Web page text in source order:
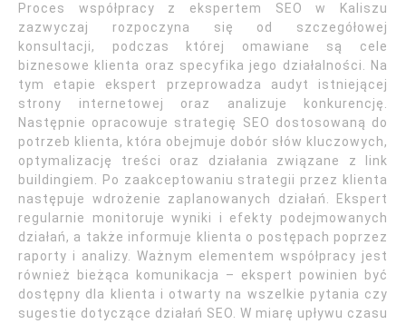
Proces współpracy z ekspertem SEO w Kaliszu
zazwyczaj rozpoczyna się od szczegółowej
konsultacji, podczas której omawiane są cele
biznesowe klienta oraz specyfika jego działalności. Na
tym etapie ekspert przeprowadza audyt istniejącej
strony internetowej oraz analizuje konkurencję.
Następnie opracowuje strategię SEO dostosowaną do
potrzeb klienta, która obejmuje dobór słów kluczowych,
optymalizację treści oraz działania związane z link
buildingiem. Po zaakceptowaniu strategii przez klienta
następuje wdrożenie zaplanowanych działań. Ekspert
regularnie monitoruje wyniki i efekty podejmowanych
działań, a także informuje klienta o postępach poprzez
raporty i analizy. Ważnym elementem współpracy jest
również bieżąca komunikacja – ekspert powinien być
dostępny dla klienta i otwarty na wszelkie pytania czy
sugestie dotyczące działań SEO. W miarę upływu czasu